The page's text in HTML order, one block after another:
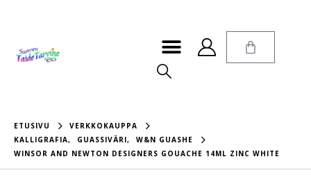
ETUSIVU
VERKKOKAUPPA
KALLIGRAFIA, GUASSIVÄRI,
W&N GUASHE
WINSOR AND NEWTON DESIGNERS GOUACHE 14ML ZINC WHITE